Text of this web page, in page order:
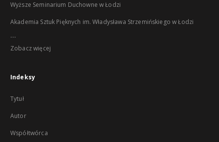
Wyższe Seminarium Duchowne w Łodzi
Akademia Sztuk Pięknych im. Władysława Strzemińskiego w Łodzi
...
Zobacz więcej
Indeksy
Tytuł
Autor
Współtwórca